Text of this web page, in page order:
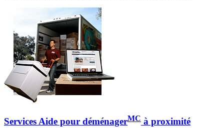
Services Aide pour déménagerMC à proximité